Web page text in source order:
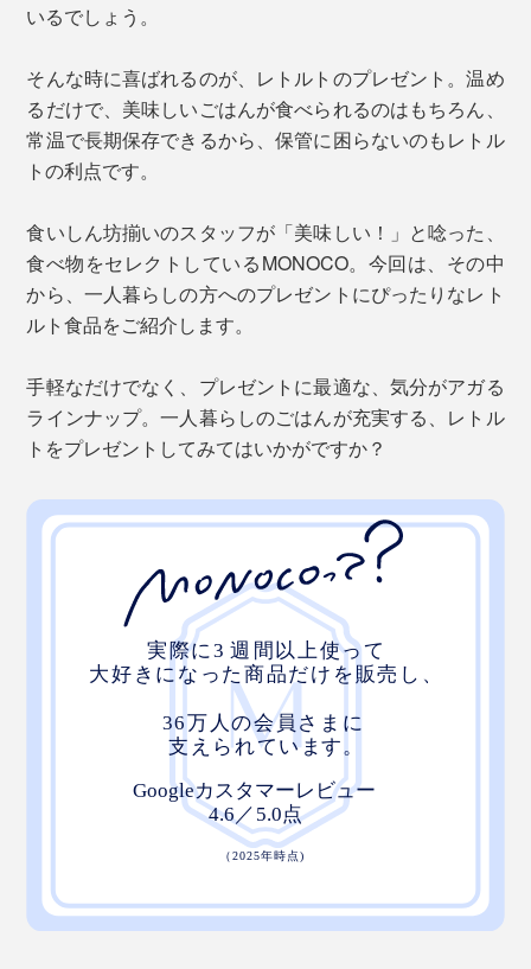
いるでしょう。
そんな時に喜ばれるのが、レトルトのプレゼント。温め
るだけで、美味しいごはんが食べられるのはもちろん、
常温で長期保存できるから、保管に困らないのもレトル
トの利点です。
食いしん坊揃いのスタッフが「美味しい！」と唸った、
食べ物をセレクトしているMONOCO。今回は、その中
から、一人暮らしの方へのプレゼントにぴったりなレト
ルト食品をご紹介します。
手軽なだけでなく、プレゼントに最適な、気分がアガる
ラインナップ。一人暮らしのごはんが充実する、レトル
トをプレゼントしてみてはいかがですか？